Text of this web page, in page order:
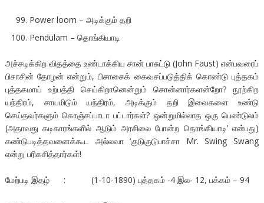
Power loom – அடிக்கும் தறி
Pendulam – தொங்கியாடி
அச்சடிக்கிற விதத்தை உண்டாக்கிய சான் பாசுட்டு (John Faust) என்பவரைப்
பிசாசின் தோழன் என்றும், பிசாசைக் கைவசப்படுத்திக் கொண்டு புத்தகம்
புத்தகமாய் உற்பத்தி செய்கிறானென்றும் சொன்னார்களன்றோ? நூற்கிற
யந்திரம், சாயமிடும் யந்திரம், அடிக்கும் தறி இவைகளை உண்டு
செய்தவர்களும் கொஞ்சப்பாடா பட்டார்கள்? ஒன்றுமில்லாத ஒரு பெண்டுலம்
(அதாவது கடிகாரங்களில் ஆடும் அரசிலை போன்ற தொங்கியாடி’ என்பது)
கண்டுபடித்தவனைக்கூட அல்லவா ‘குடுகுடுபாச்சா Mr. Swing Swang
என்று பரிகசித்தார்கள்!
மேற்படி இதழ் : (1-10-1890) புத்தகம் -4 இல- 12, பக்கம் – 94